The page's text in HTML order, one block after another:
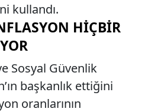
kullandı.
HIÇBIR
Sosyal Güvenlik
başkanlık ettiğini
oranlarının